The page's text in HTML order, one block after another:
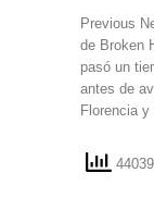
Previous
de Broken
pasó un
antes de
Florencia